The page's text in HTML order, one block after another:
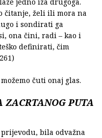
čitanje, želi ili mora na
i sondirati ga
ona čini, radi – kao i
definirati, čim
čuti onaj glas.
ZACRTANOG PUTA
bila odvažna